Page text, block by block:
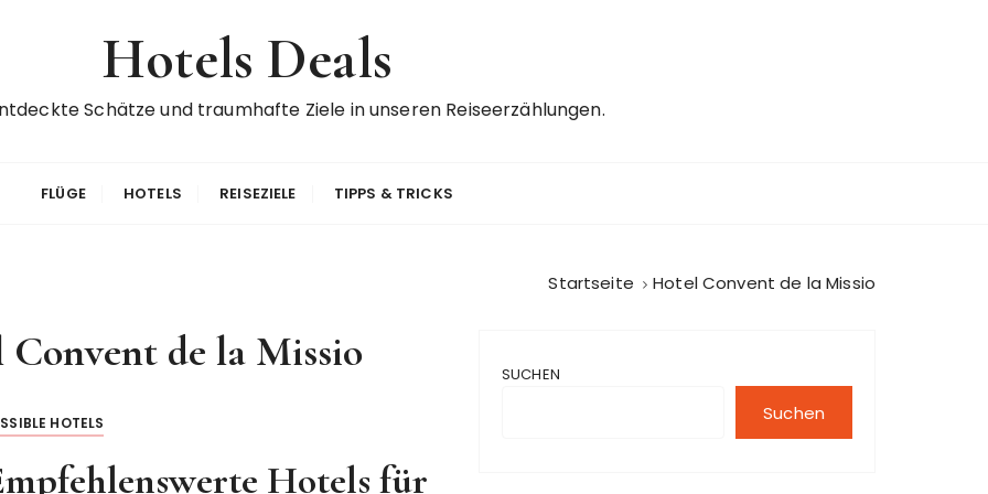
Hotels Deals
Schätze und traumhafte Ziele in unseren Reiseerzählungen.
FLÜGE HOTELS REISEZIELE TIPPS & TRICKS
Startseite Hotel Convent de la Missio
de la Missio
HOTELS
Hotels für
SUCHEN
Suchen